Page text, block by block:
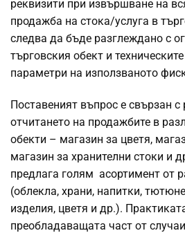
реквизити при извършване на
продажба на стока/услуга в
следва да бъде разглеждано с
търговския обект и
параметри на използваното
Поставеният въпрос е свързан с
отчитането на продажбите в
обекти – магазин за цветя,
магазин за хранителни стоки и
предлага голям асортимент от
(облекла, храни, напитки,
изделия, цветя и др.).
преобладаващата част от